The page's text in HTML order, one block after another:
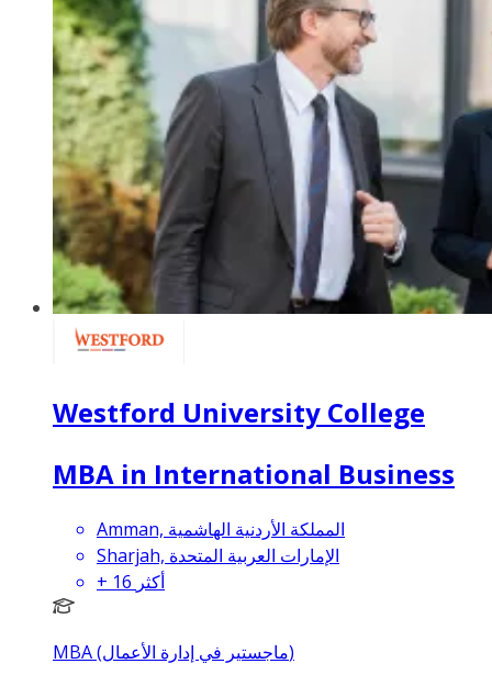
Westford University College
MBA in International Business
Amman, المملكة الأردنية الهاشمية
Sharjah, الإمارات العربية المتحدة
+ 16 أكثر
MBA (ماجستير في إدارة الأعمال)